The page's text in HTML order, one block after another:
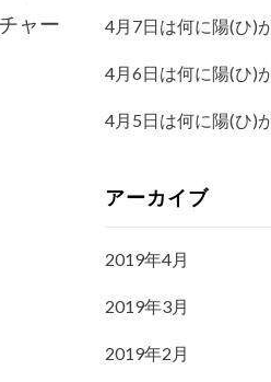
ャー
4月7日は何に陽(ひ)
4月6日は何に陽(ひ)
4月5日は何に陽(ひ)
アーカイブ
2019年4月
2019年3月
2019年2月